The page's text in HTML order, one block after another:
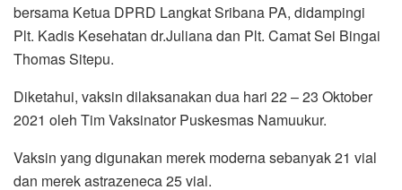
bersama Ketua DPRD Langkat Sribana PA, didampingi
Plt. Kadis Kesehatan dr.Juliana dan Plt. Camat Sei Bingai
Thomas Sitepu.
Diketahui, vaksin dilaksanakan dua hari 22 – 23 Oktober
2021 oleh Tim Vaksinator Puskesmas Namuukur.
Vaksin yang digunakan merek moderna sebanyak 21 vial
dan merek astrazeneca 25 vial.